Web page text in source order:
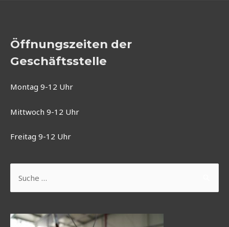
Öffnungszeiten der
Geschäftsstelle
Montag 9-12 Uhr
Mittwoch 9-12 Uhr
Freitag 9-12 Uhr
nach: